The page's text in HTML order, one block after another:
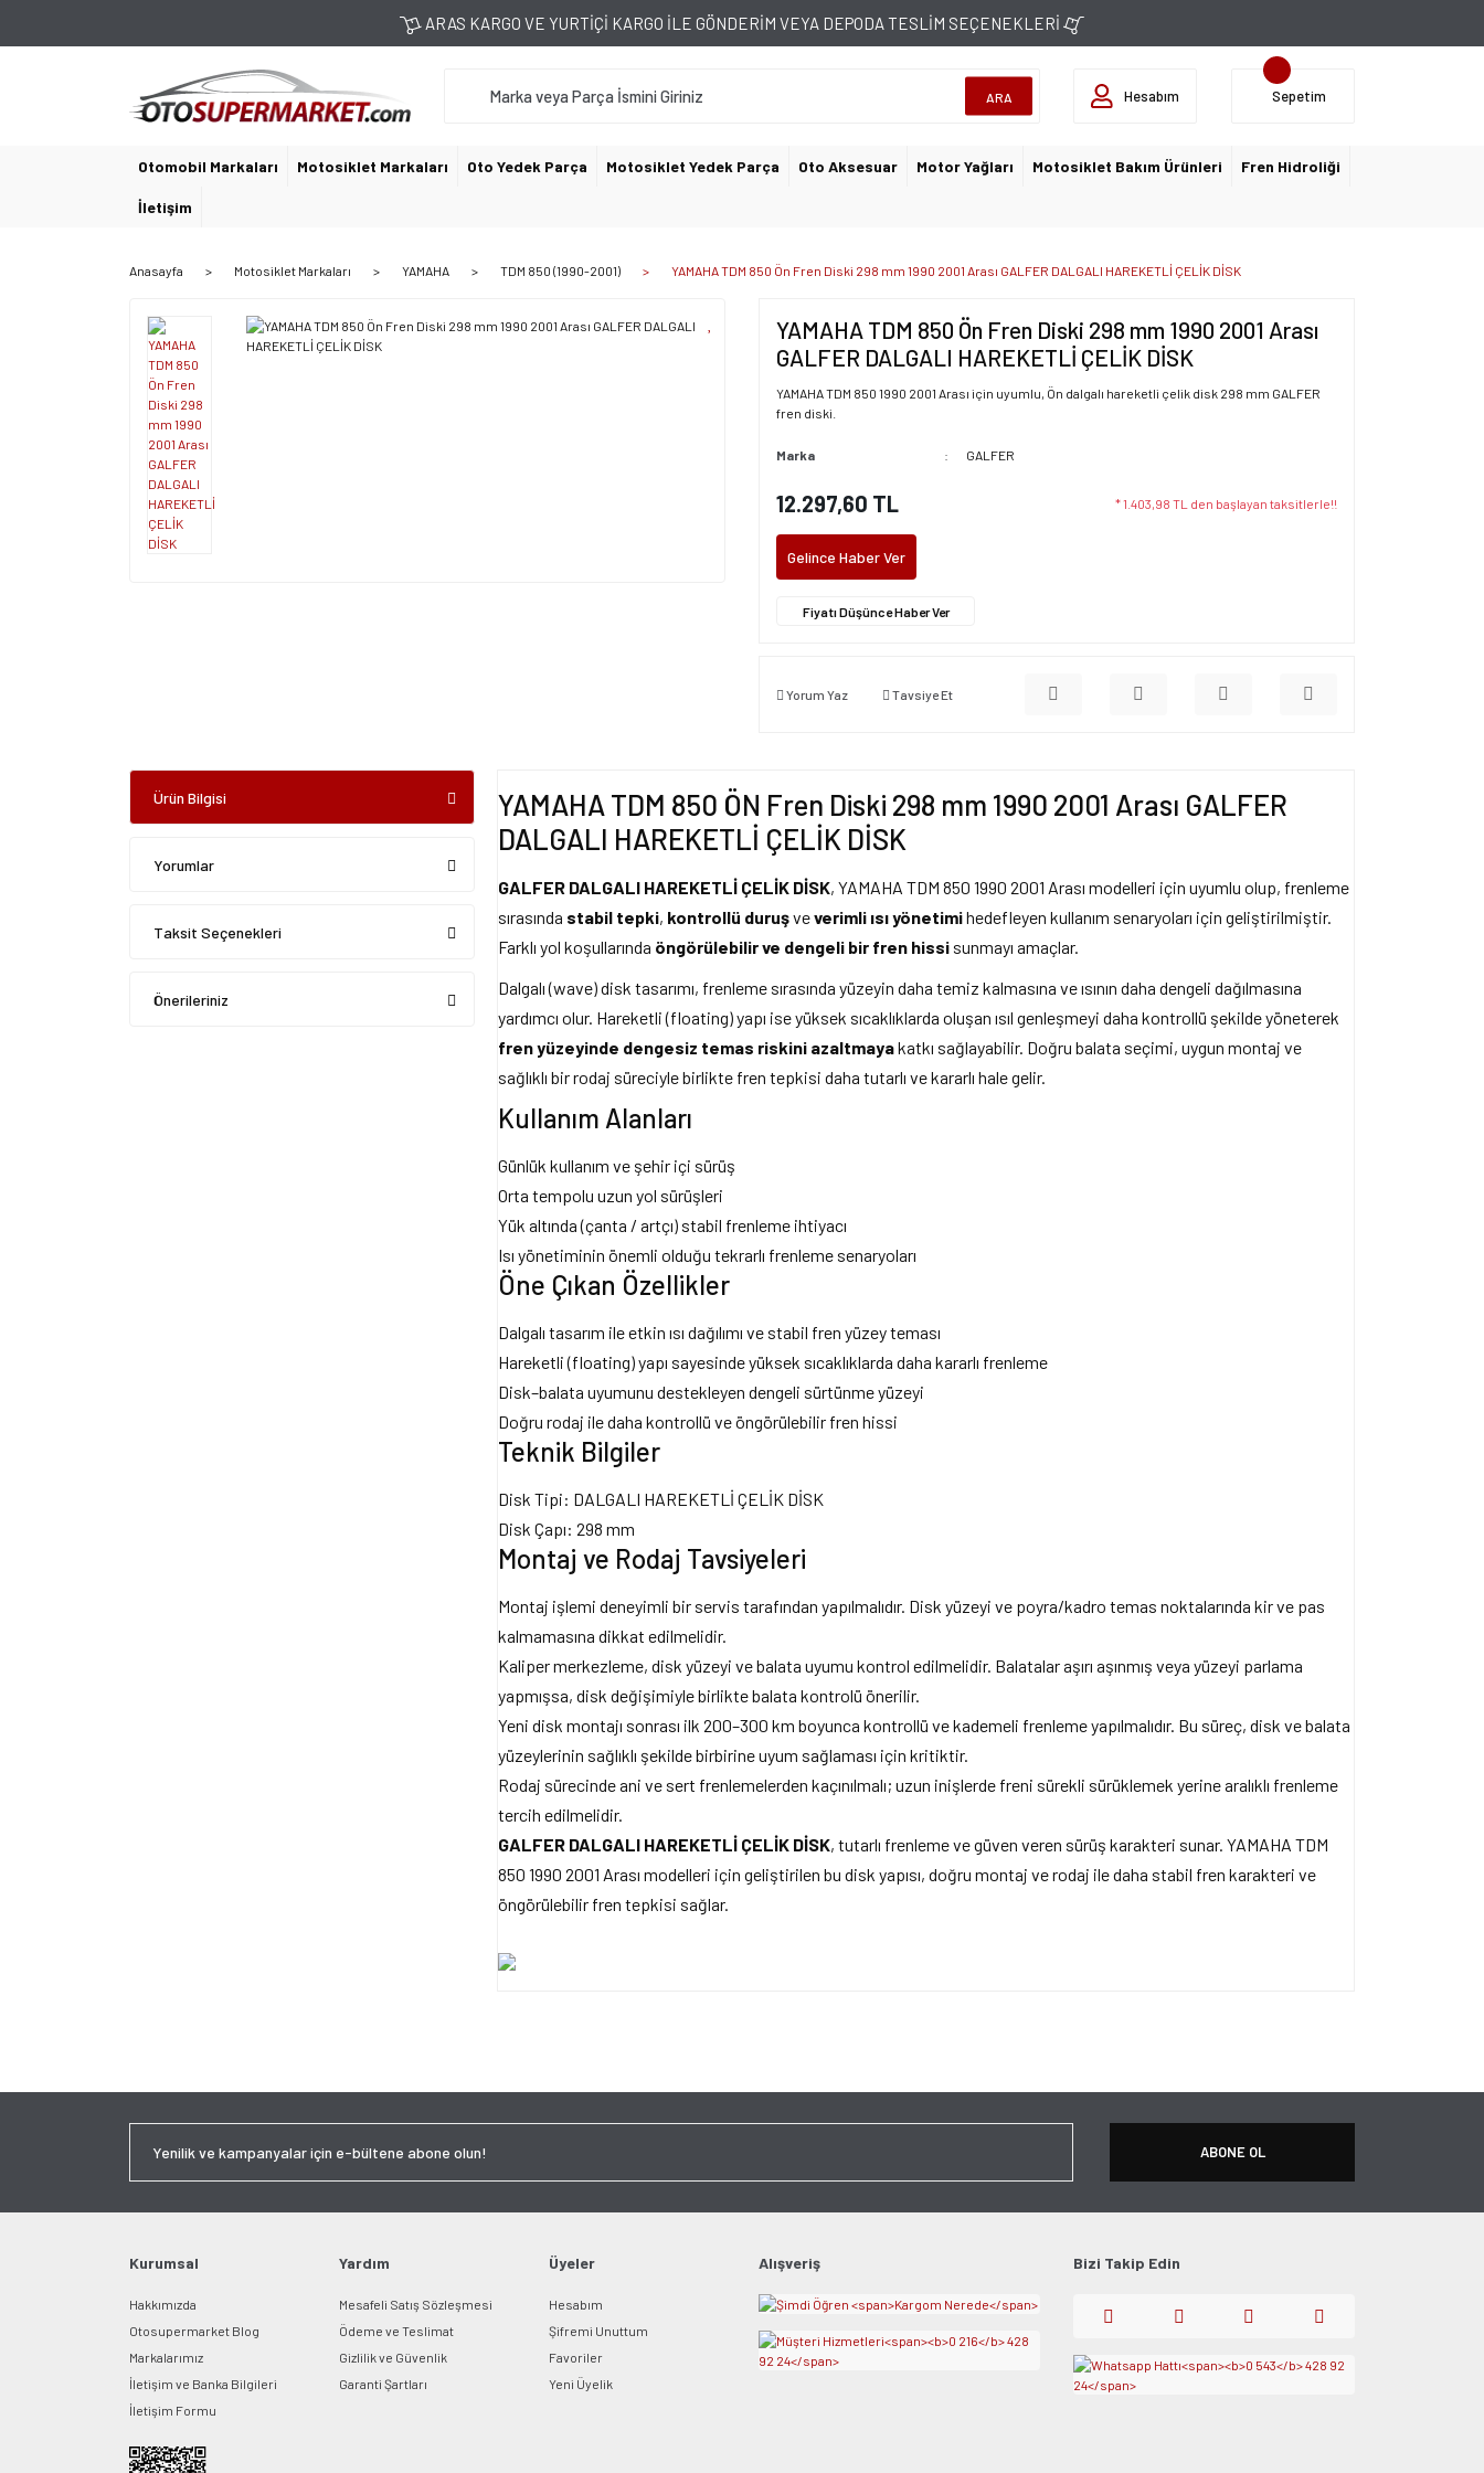
ARAS KARGO VE YURTİÇİ KARGO İLE GÖNDERİM VEYA DEPODA TESLİM SEÇENEKLERİ
ARA Hesabım Sepetim
Otomobil Markaları Motosiklet Markaları Oto Yedek Parça Motosiklet Yedek Parça Oto Aksesuar Motor Yağları Motosiklet Bakım Ürünleri Fren Hidroliği
İletişim
Anasayfa Motosiklet Markaları YAMAHA TDM 850 (1990-2001) YAMAHA TDM 850 Ön Fren Diski 298 mm 1990 2001 Arası GALFER DALGALI HAREKETLİ ÇELİK DİSK
YAMAHA TDM 850 Ön Fren Diski 298 mm 1990 2001 Arası
GALFER DALGALI HAREKETLİ ÇELİK DİSK
YAMAHA TDM 850 1990 2001 Arası için uyumlu, Ön dalgalı hareketli çelik disk 298 mm GALFER
fren diski.
Marka GALFER
12.297,60 TL * 1.403,98 TL den başlayan taksitlerle!!
Gelince Haber Ver
Fiyatı Düşünce Haber Ver
Yorum Yaz Tavsiye Et
Ürün Bilgisi
Yorumlar
Taksit Seçenekleri
Önerileriniz
YAMAHA TDM 850 ÖN Fren Diski 298 mm 1990 2001 Arası GALFER
DALGALI HAREKETLİ ÇELİK DİSK
GALFER DALGALI HAREKETLİ ÇELİK DİSK, YAMAHA TDM 850 1990 2001 Arası modelleri için uyumlu olup, frenleme
sırasında stabil tepki, kontrollü duruşveverimli ısı yönetimihedefleyen kullanım senaryoları için geliştirilmiştir.
Farklı yol koşullarında öngörülebilir ve dengeli bir fren hissi sunmayı amaçlar.
Dalgalı (wave) disk tasarımı, frenleme sırasında yüzeyin daha temiz kalmasına ve ısının daha dengeli dağılmasına
yardımcı olur. Hareketli (floating) yapı ise yüksek sıcaklıklarda oluşan ısıl genleşmeyi daha kontrollü şekilde yöneterek
fren yüzeyinde dengesiz temas riskini azaltmayakatkı sağlayabilir. Doğru balata seçimi, uygun montaj ve
sağlıklı bir rodaj süreciyle birlikte fren tepkisi daha tutarlı ve kararlı hale gelir.
Kullanım Alanları
Günlük kullanım ve şehir içi sürüş
Orta tempolu uzun yol sürüşleri
Yük altında (çanta / artçı) stabil frenleme ihtiyacı
Isı yönetiminin önemli olduğu tekrarlı frenleme senaryoları
Öne Çıkan Özellikler
Dalgalı tasarım ile etkin ısı dağılımı ve stabil fren yüzey teması
Hareketli (floating) yapı sayesinde yüksek sıcaklıklarda daha kararlı frenleme
Disk–balata uyumunu destekleyen dengeli sürtünme yüzeyi
Doğru rodaj ile daha kontrollü ve öngörülebilir fren hissi
Teknik Bilgiler
Disk Tipi: DALGALI HAREKETLİ ÇELİK DİSK
Disk Çapı: 298 mm
Montaj ve Rodaj Tavsiyeleri
Montaj işlemi deneyimli bir servis tarafından yapılmalıdır. Disk yüzeyi ve poyra/kadro temas noktalarında kir ve pas
kalmamasına dikkat edilmelidir.
Kaliper merkezleme, disk yüzeyi ve balata uyumu kontrol edilmelidir. Balatalar aşırı aşınmış veya yüzeyi parlama
yapmışsa, disk değişimiyle birlikte balata kontrolü önerilir.
Yeni disk montajı sonrası ilk 200–300 km boyunca kontrollü ve kademeli frenleme yapılmalıdır. Bu süreç, disk ve balata
yüzeylerinin sağlıklı şekilde birbirine uyum sağlaması için kritiktir.
Rodaj sürecinde ani ve sert frenlemelerden kaçınılmalı; uzun inişlerde freni sürekli sürüklemek yerine aralıklı frenleme
tercih edilmelidir.
GALFER DALGALI HAREKETLİ ÇELİK DİSK, tutarlı frenleme ve güven veren sürüş karakteri sunar. YAMAHA TDM
850 1990 2001 Arası modelleri için geliştirilen bu disk yapısı, doğru montaj ve rodaj ile daha stabil fren karakteri ve
öngörülebilir fren tepkisi sağlar.
ABONE OL
Kurumsal
Hakkımızda
Otosupermarket Blog
Markalarımız
İletişim ve Banka Bilgileri
İletişim Formu
Yardım
Mesafeli Satış Sözleşmesi
Ödeme ve Teslimat
Gizlilik ve Güvenlik
Garanti Şartları
Üyeler
Hesabım
Şifremi Unuttum
Favoriler
Yeni Üyelik
Alışveriş Bizi Takip Edin